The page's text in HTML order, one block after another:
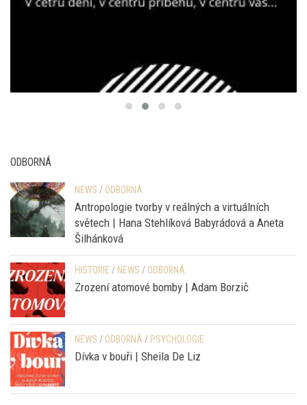
ODBORNÁ
NEWS / ODBORNÁ
Antropologie tvorby v reálných a virtuálních
světech | Hana Stehlíková Babyrádová a Aneta
Šilhánková
HISTORIE / NEWS / ODBORNÁ
Zrození atomové bomby | Adam Borzič
NEWS / ODBORNÁ / PSYCHOLOGIE
Dívka v bouři | Sheila De Liz